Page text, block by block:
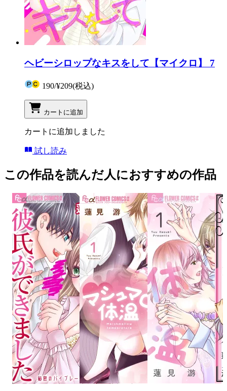
ヘビーシロップなキスをして【マイクロ】 7
190/¥209(税込)
カートに追加
カートに追加しました
試し読み
この作品を読んだ人におすすめの作品